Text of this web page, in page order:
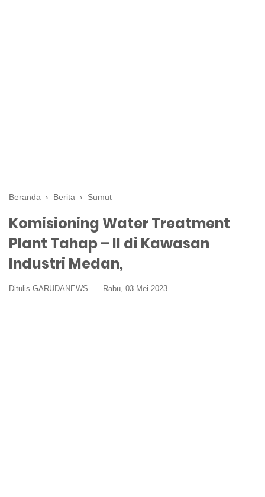
Beranda › Berita › Sumut
Komisioning Water Treatment
Plant Tahap – II di Kawasan
Industri Medan,
Ditulis GARUDANEWS Rabu, 03 Mei 2023